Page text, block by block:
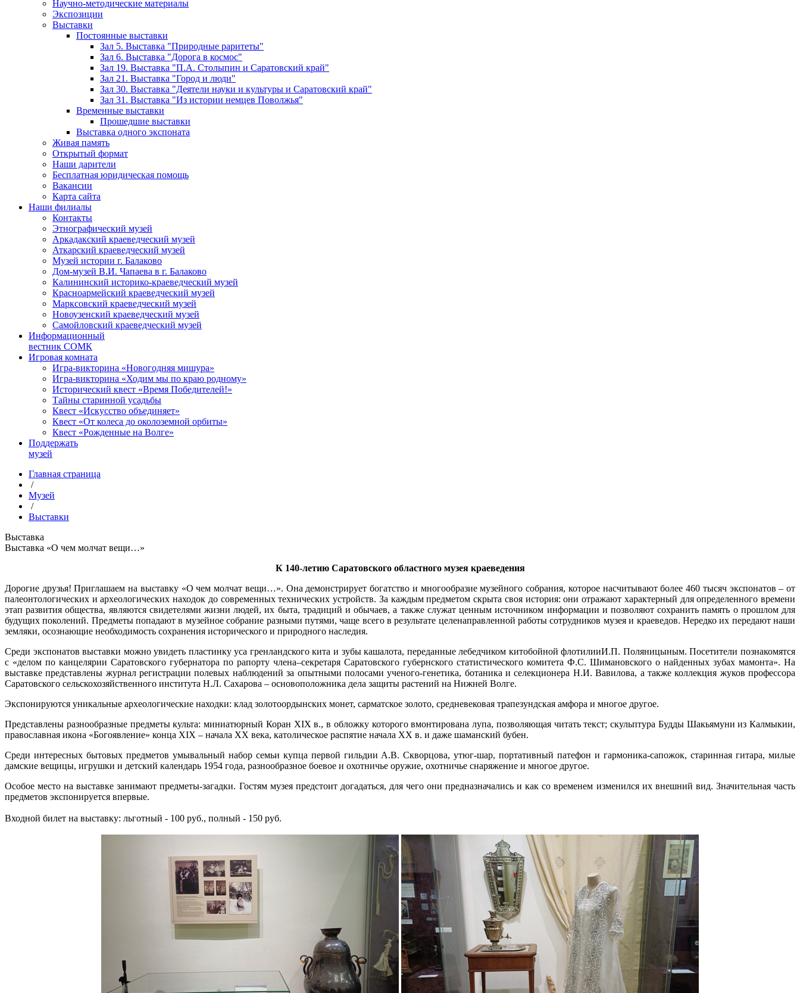
Научно-методические материалы
Экспозиции
Выставки
Постоянные выставки
Зал 5. Выставка "Природные раритеты"
Зал 6. Выставка "Дорога в космос"
Зал 19. Выставка "П.А. Столыпин и Саратовский край"
Зал 21. Выставка "Город и люди"
Зал 30. Выставка "Деятели науки и культуры и Саратовский край"
Зал 31. Выставка "Из истории немцев Поволжья"
Временные выставки
Прошедшие выставки
Выставка одного экспоната
Живая память
Открытый формат
Наши дарители
Бесплатная юридическая помощь
Вакансии
Карта сайта
Наши филиалы
Контакты
Этнографический музей
Аркадакский краеведческий музей
Аткарский краеведческий музей
Музей истории г. Балаково
Дом-музей В.И. Чапаева в г. Балаково
Калининский историко-краеведческий музей
Красноармейский краеведческий музей
Марксовский краеведческий музей
Новоузенский краеведческий музей
Самойловский краеведческий музей
Информационный
вестник СОМК
Игровая комната
Игра-викторина «Новогодняя мишура»
Игра-викторина «Ходим мы по краю родному»
Исторический квест «Время Победителей!»
Тайны старинной усадьбы
Квест «Искусство объединяет»
Квест «От колеса до околоземной орбиты»
Квест «Рожденные на Волге»
Поддержать
музей
Главная страница
/
Музей
/
Выставки
Выставка
Выставка «О чем молчат вещи…»
К 140-летию Саратовского областного музея краеведения
Дорогие друзья! Приглашаем на выставку «О чем молчат вещи…». Она демонстрирует богатство и многообразие музейного собрания, которое насчитывают более 460 тысяч экспонатов – от
палеонтологических и археологических находок до современных технических устройств. За каждым предметом скрыта своя история: они отражают характерный для определенного времени
этап развития общества, являются свидетелями жизни людей, их быта, традиций и обычаев, а также служат ценным источником информации и позволяют сохранить память о прошлом для
будущих поколений. Предметы попадают в музейное собрание разными путями, чаще всего в результате целенаправленной работы сотрудников музея и краеведов. Нередко их передают наши
земляки, осознающие необходимость сохранения исторического и природного наследия.
Среди экспонатов выставки можно увидеть пластинку уса гренландского кита и зубы кашалота, переданные лебедчиком китобойной флотилииИ.П. Поляницыным. Посетители познакомятся
с «делом по канцелярии Саратовского губернатора по рапорту члена–секретаря Саратовского губернского статистического комитета Ф.С. Шимановского о найденных зубах мамонта». На
выставке представлены журнал регистрации полевых наблюдений за опытными полосами ученого-генетика, ботаника и селекционера Н.И. Вавилова, а также коллекция жуков профессора
Саратовского сельскохозяйственного института Н.Л. Сахарова – основоположника дела защиты растений на Нижней Волге.
Экспонируются уникальные археологические находки: клад золотоордынских монет, сарматское золото, средневековая трапезундская амфора и многое другое.
Представлены разнообразные предметы культа: миниатюрный Коран XIX в., в обложку которого вмонтирована лупа, позволяющая читать текст; скульптура Будды Шакьямуни из Калмыкии,
православная икона «Богоявление» конца XIX – начала XX века, католическое распятие начала XX в. и даже шаманский бубен.
Среди интересных бытовых предметов умывальный набор семьи купца первой гильдии А.В. Скворцова, утюг-шар, портативный патефон и гармоника-сапожок, старинная гитара, милые
дамские вещицы, игрушки и детский календарь 1954 года, разнообразное боевое и охотничье оружие, охотничье снаряжение и многое другое.
Особое место на выставке занимают предметы-загадки. Гостям музея предстоит догадаться, для чего они предназначались и как со временем изменился их внешний вид. Значительная часть
предметов экспонируется впервые.
Входной билет на выставку: льготный - 100 руб., полный - 150 руб.